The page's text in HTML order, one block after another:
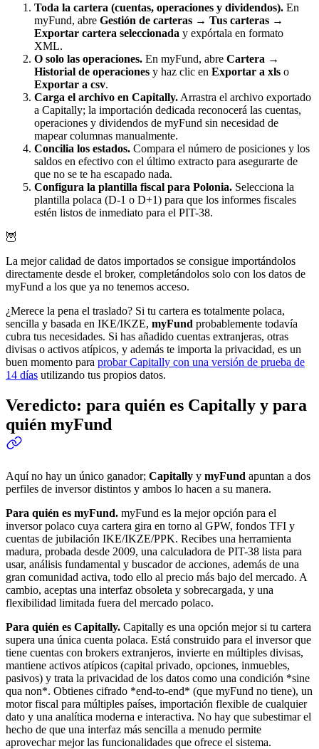
Toda la cartera (cuentas, operaciones y dividendos). En
myFund, abre Gestión de carteras → Tus carteras →
Exportar cartera seleccionada y expórtala en formato
XML.
O solo las operaciones. En myFund, abre Cartera →
Historial de operaciones y haz clic en Exportar a xls o
Exportar a csv.
Carga el archivo en Capitally. Arrastra el archivo exportado
a Capitally; la importación dedicada reconocerá las cuentas,
operaciones y dividendos de myFund sin necesidad de
mapear columnas manualmente.
Concilia los estados. Compara el número de posiciones y los
saldos en efectivo con el último extracto para asegurarte de
que no se te ha escapado nada.
Configura la plantilla fiscal para Polonia. Selecciona la
plantilla polaca (D-1 o D+1) para que los informes fiscales
estén listos de inmediato para el PIT-38.
🦉
La mejor calidad de datos importados se consigue importándolos
directamente desde el broker, completándolos solo con los datos de
myFund a los que ya no tenemos acceso.
¿Merece la pena el traslado? Si tu cartera es totalmente polaca,
sencilla y basada en IKE/IKZE, myFund probablemente todavía
cubra tus necesidades. Si has añadido cuentas extranjeras, otras
divisas o activos atípicos, y además te importa la privacidad, es un
buen momento para probar Capitally con una versión de prueba de
14 días utilizando tus propios datos.
Veredicto: para quién es Capitally y para
quién myFund
Aquí no hay un único ganador; Capitally y myFund apuntan a dos
perfiles de inversor distintos y ambos lo hacen a su manera.
Para quién es myFund. myFund es la mejor opción para el
inversor polaco cuya cartera gira en torno al GPW, fondos TFI y
cuentas de jubilación IKE/IKZE/PPK. Recibes una herramienta
madura, probada desde 2009, una calculadora de PIT-38 lista para
usar, análisis fundamental y buscador de acciones, además de una
gran comunidad activa, todo ello al precio más bajo del mercado. A
cambio, aceptas una interfaz obsoleta y sobrecargada, y una
flexibilidad limitada fuera del mercado polaco.
Para quién es Capitally. Capitally es una opción mejor si tu cartera
supera una única cuenta polaca. Está construido para el inversor que
tiene cuentas con brokers extranjeros, invierte en múltiples divisas,
mantiene activos atípicos (capital privado, opciones, inmuebles,
pasivos) y trata la privacidad de los datos como una condición *sine
qua non*. Obtienes cifrado *end-to-end* (que myFund no tiene), un
motor fiscal para múltiples países, importación flexible de cualquier
dato y una analítica moderna e interactiva. No hay que subestimar el
hecho de que una interfaz más sencilla a menudo permite
aprovechar mejor las funcionalidades que ofrece el sistema.